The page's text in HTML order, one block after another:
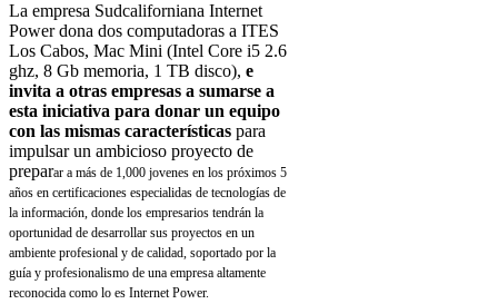
La empresa Sudcaliforniana Internet
Power dona dos computadoras a ITES
Los Cabos, Mac Mini (Intel Core i5 2.6
ghz, 8 Gb memoria, 1 TB disco), e
invita a otras empresas a sumarse a
esta iniciativa para donar un equipo
con las mismas características para
impulsar un ambicioso proyecto de
preparar a más de 1,000 jovenes en los próximos 5
años en certificaciones especialidas de tecnologías de
la información, donde los empresarios tendrán la
oportunidad de desarrollar sus proyectos en un
ambiente profesional y de calidad, soportado por la
guía y profesionalismo de una empresa altamente
reconocida como lo es Internet Power.